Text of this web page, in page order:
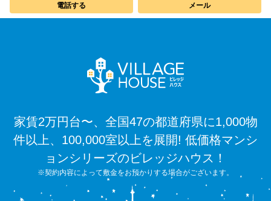
電話する メール
家賃2万円台〜、全国47の都道府県に1,000物
件以上、100,000室以上を展開! 低価格マンシ
ョンシリーズのビレッジハウス！
※契約内容によって敷金をお預かりする場合がございます。